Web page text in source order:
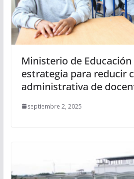
Ministerio de
estrategia para reducir
administrativa de
septiembre 2, 2025